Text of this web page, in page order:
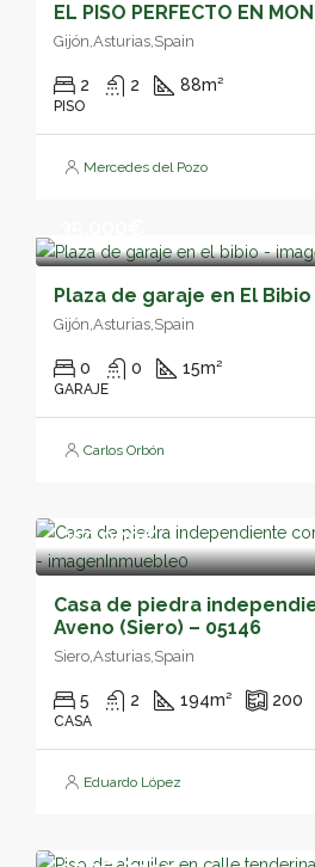
EL PISO PERFECTO EN
Gijón,Asturias,Spain
2 2 88m²
PISO
Mercedes del Pozo
Plaza de garaje en El Bibio
Gijón,Asturias,Spain
0 0 15m²
GARAJE
Carlos Orbón
350,000€
Casa de piedra
Aveno (Siero) – 05146
Siero,Asturias,Spain
5 2 194m² 200
CASA
Eduardo López